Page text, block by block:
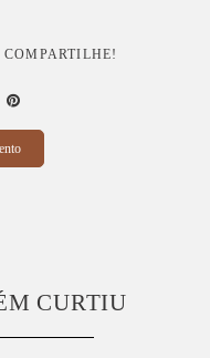
CURTIU